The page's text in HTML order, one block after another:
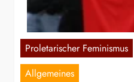
Proletarischer Feminismus
Allgemeines